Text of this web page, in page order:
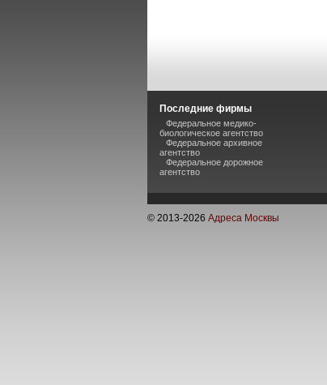
Последние фирмы
Федеральное медико-
биологическое агентство
Федеральное архивное
агентство
Федеральное дорожное
агентство
© 2013-2026 Адреса Москвы